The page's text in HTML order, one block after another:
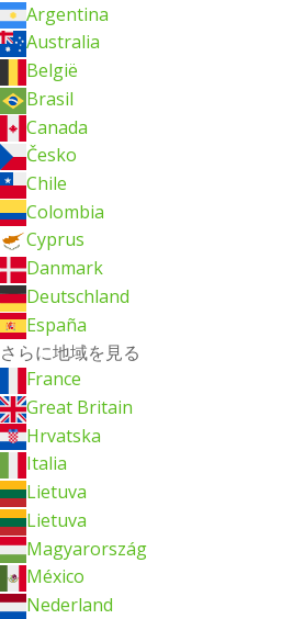
Argentina
Australia
België
Brasil
Canada
Česko
Chile
Colombia
Cyprus
Danmark
Deutschland
España
さらに地域を見る
France
Great Britain
Hrvatska
Italia
Lietuva
Lietuva
Magyarország
México
Nederland